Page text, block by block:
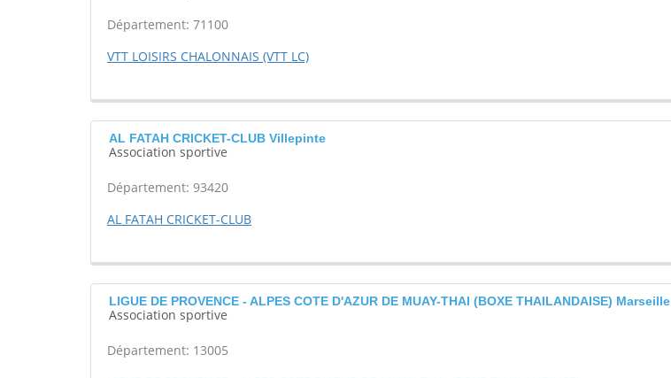
Département: 71100
VTT LOISIRS CHALONNAIS (VTT LC)
AL FATAH CRICKET-CLUB Villepinte
Association sportive
Département: 93420
AL FATAH CRICKET-CLUB
LIGUE DE PROVENCE - ALPES COTE D'AZUR DE MUAY-THAI (BOXE THAILANDAISE) Marseille
Association sportive
Département: 13005